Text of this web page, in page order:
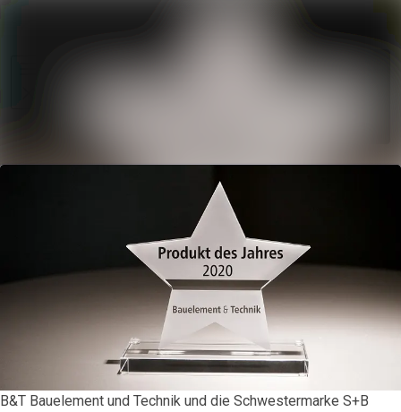
Folgen
B&T Bauelement und Technik und die Schwestermarke S+B